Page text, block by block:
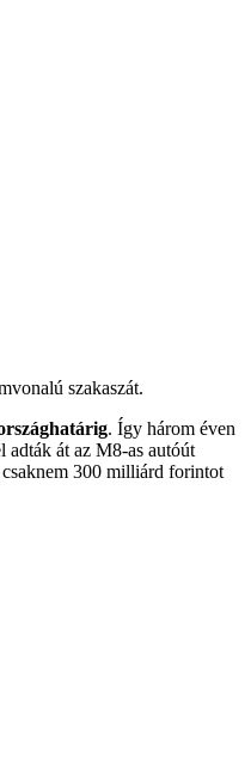
szakaszát.
. Így három éven
adták át az M8-as autóút
csaknem 300 milliárd forintot